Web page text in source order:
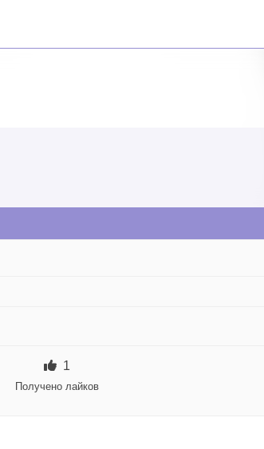
1
Получено лайков